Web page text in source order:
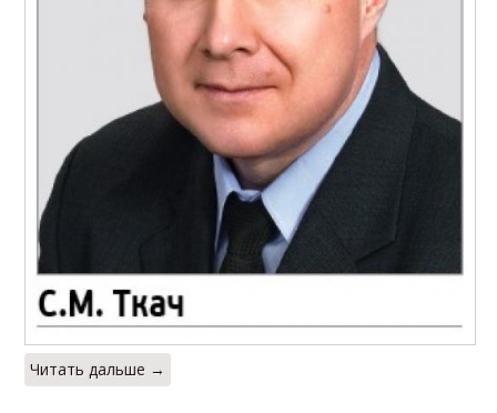
Читать дальше →